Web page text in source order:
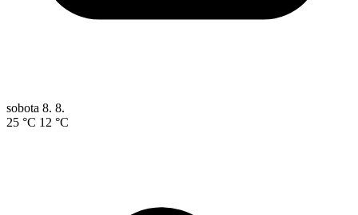
sobota 8. 8.
25 °C 12 °C